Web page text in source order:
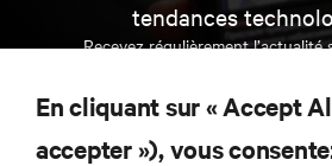
tendances
Recevez régulièrement
interventions et avis de nos
l’alimentation et le refroidissement
et des infrastructures
En cliquant sur « Accept
accepter »), vous